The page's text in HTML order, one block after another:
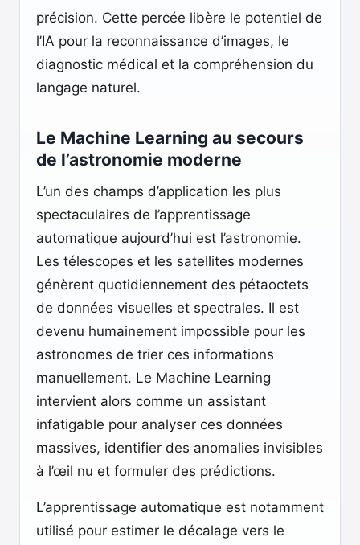
précision. Cette percée libère le potentiel de
l’IA pour la reconnaissance d’images, le
diagnostic médical et la compréhension du
langage naturel.
Le Machine Learning au secours
de l’astronomie moderne
L’un des champs d’application les plus
spectaculaires de l’apprentissage
automatique aujourd’hui est l’astronomie.
Les télescopes et les satellites modernes
génèrent quotidiennement des pétaoctets
de données visuelles et spectrales. Il est
devenu humainement impossible pour les
astronomes de trier ces informations
manuellement. Le Machine Learning
intervient alors comme un assistant
infatigable pour analyser ces données
massives, identifier des anomalies invisibles
à l’œil nu et formuler des prédictions.
L’apprentissage automatique est notamment
utilisé pour estimer le décalage vers le